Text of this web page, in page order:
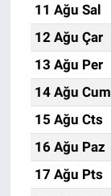
11 Ağu Sal
12 Ağu Çar
13 Ağu Per
14 Ağu Cum
15 Ağu Cts
16 Ağu Paz
17 Ağu Pts